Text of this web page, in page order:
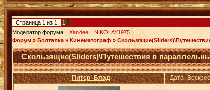
Страница 1 из 1
1
Модератор форума:
Xandee
NIKOLAY1975
Форум » Болталка » Кинематограф »
Скользящие(Sliders)\Путешествия в
Питер_Блад Дата: